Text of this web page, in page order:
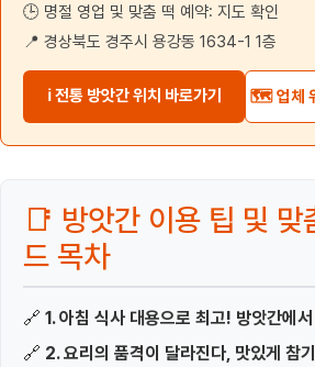
🕒 명절 영업 및 맞춤 떡 예약: 지도 확인
📍 경상북도 경주시 용강동 1634-1 1층
ℹ 전통 방앗간 위치 바로가기 🗺️ 업체
📑 방앗간 이용 팁 및 맞
드 목차
🔗 1. 아침 식사 대용으로 최고! 방앗간에
🔗 2. 요리의 품격이 달라진다, 맛있게 참